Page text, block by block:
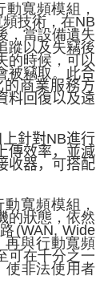
寬頻模組，
技術，在NB
，當設備遺失
蹤以及失竊後
的時候，可以
被竊取。此合
商業服務方
料回復以及遠
上針對NB進行
傳效率，並減
收器，可搭配
寬頻模組，
的狀態，依然
(WAN, Wide
再與行動寬頻
可在千分之一
使非法使用者